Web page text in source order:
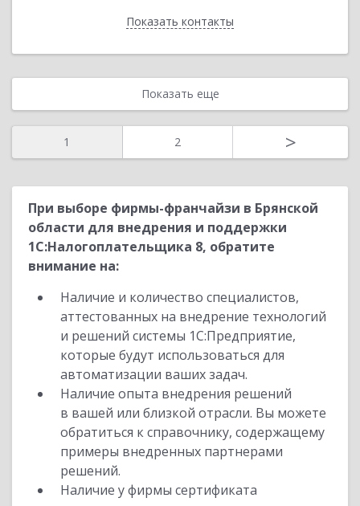
Показать контакты
Назад
Показать еще
1 2 >
При выборе фирмы-франчайзи в Брянской
области для внедрения и поддержки
1С:Налогоплательщика 8, обратите
внимание на:
Наличие и количество специалистов,
аттестованных на внедрение технологий
и решений системы 1С:Предприятие,
которые будут использоваться для
автоматизации ваших задач.
Наличие опыта внедрения решений
в вашей или близкой отрасли. Вы можете
обратиться к справочнику, содержащему
примеры внедренных партнерами
решений.
Наличие у фирмы сертификата